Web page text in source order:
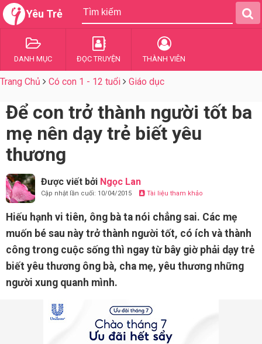
Yêu Trẻ
DANH MỤC ĐỌC TRUYỆN THÀNH VIÊN
Trang Chủ Có con 1 - 12 tuổi Giáo dục
Để con trở thành người tốt ba
mẹ nên dạy trẻ biết yêu
thương
Được viết bởi Ngọc Lan
Cập nhật lần cuối: 10/04/2015 Tài liệu tham khảo
Hiếu hạnh vi tiên, ông bà ta nói chẳng sai. Các mẹ
muốn bé sau này trở thành người tốt, có ích và thành
công trong cuộc sống thì ngay từ bây giờ phải dạy trẻ
biết yêu thương ông bà, cha mẹ, yêu thương những
người xung quanh mình.